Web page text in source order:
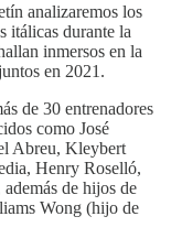
analizaremos los
itálicas durante la
inmersos en la
en 2021.
de 30 entrenadores
como José
Abreu, Kleybert
Henry Roselló,
de hijos de
Wong (hijo de